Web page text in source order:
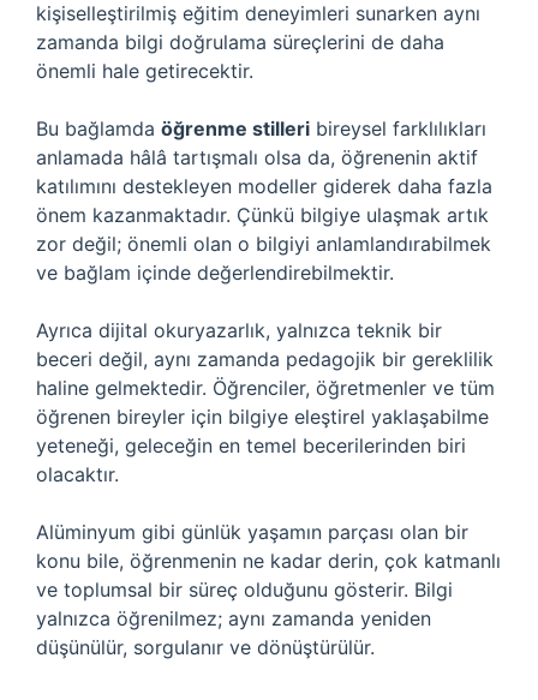
kişiselleştirilmiş eğitim deneyimleri sunarken aynı
zamanda bilgi doğrulama süreçlerini de daha
önemli hale getirecektir.
Bu bağlamda öğrenme stilleri bireysel farklılıkları
anlamada hâlâ tartışmalı olsa da, öğrenenin aktif
katılımını destekleyen modeller giderek daha fazla
önem kazanmaktadır. Çünkü bilgiye ulaşmak artık
zor değil; önemli olan o bilgiyi anlamlandırabilmek
ve bağlam içinde değerlendirebilmektir.
Ayrıca dijital okuryazarlık, yalnızca teknik bir
beceri değil, aynı zamanda pedagojik bir gereklilik
haline gelmektedir. Öğrenciler, öğretmenler ve tüm
öğrenen bireyler için bilgiye eleştirel yaklaşabilme
yeteneği, geleceğin en temel becerilerinden biri
olacaktır.
Alüminyum gibi günlük yaşamın parçası olan bir
konu bile, öğrenmenin ne kadar derin, çok katmanlı
ve toplumsal bir süreç olduğunu gösterir. Bilgi
yalnızca öğrenilmez; aynı zamanda yeniden
düşünülür, sorgulanır ve dönüştürülür.